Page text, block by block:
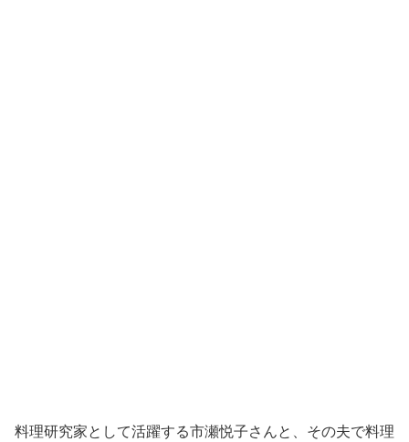
料理研究家として活躍する市瀬悦子さんと、その夫で料理